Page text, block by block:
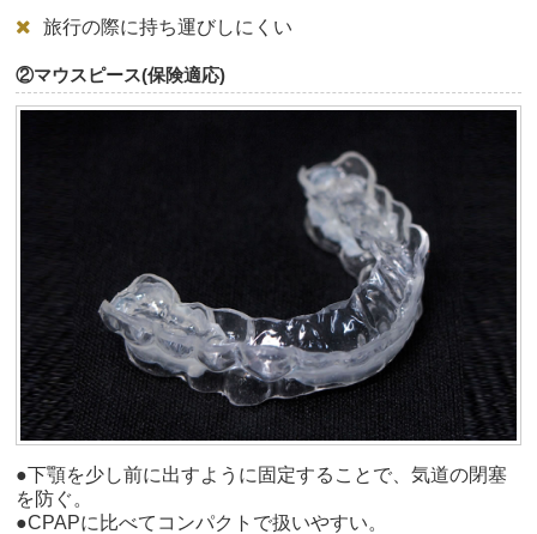
旅行の際に持ち運びしにくい
②マウスピース(保険適応)
●下顎を少し前に出すように固定することで、気道の閉塞
を防ぐ。
●CPAPに比べてコンパクトで扱いやすい。